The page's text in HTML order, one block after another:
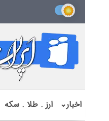
اخبار⌄ ارز . طلا . سکه